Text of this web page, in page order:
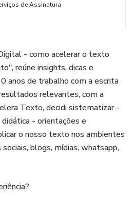
de Assinatura
- como acelerar o texto
reúne insights, dicas e
anos de trabalho com a escrita
relevantes, com a
Texto, decidi sistematizar -
- orientações e
o nosso texto nos ambientes
blogs, mídias, whatsapp,